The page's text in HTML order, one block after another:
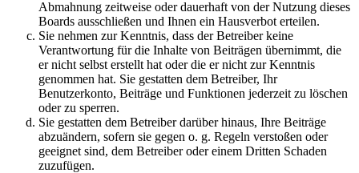
Abmahnung zeitweise oder dauerhaft von der Nutzung dieses
Boards ausschließen und Ihnen ein Hausverbot erteilen.
Sie nehmen zur Kenntnis, dass der Betreiber keine
Verantwortung für die Inhalte von Beiträgen übernimmt, die
er nicht selbst erstellt hat oder die er nicht zur Kenntnis
genommen hat. Sie gestatten dem Betreiber, Ihr
Benutzerkonto, Beiträge und Funktionen jederzeit zu löschen
oder zu sperren.
Sie gestatten dem Betreiber darüber hinaus, Ihre Beiträge
abzuändern, sofern sie gegen o. g. Regeln verstoßen oder
geeignet sind, dem Betreiber oder einem Dritten Schaden
zuzufügen.